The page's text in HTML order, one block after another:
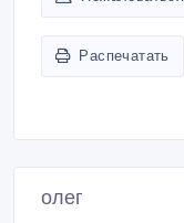
Распечатать
олег